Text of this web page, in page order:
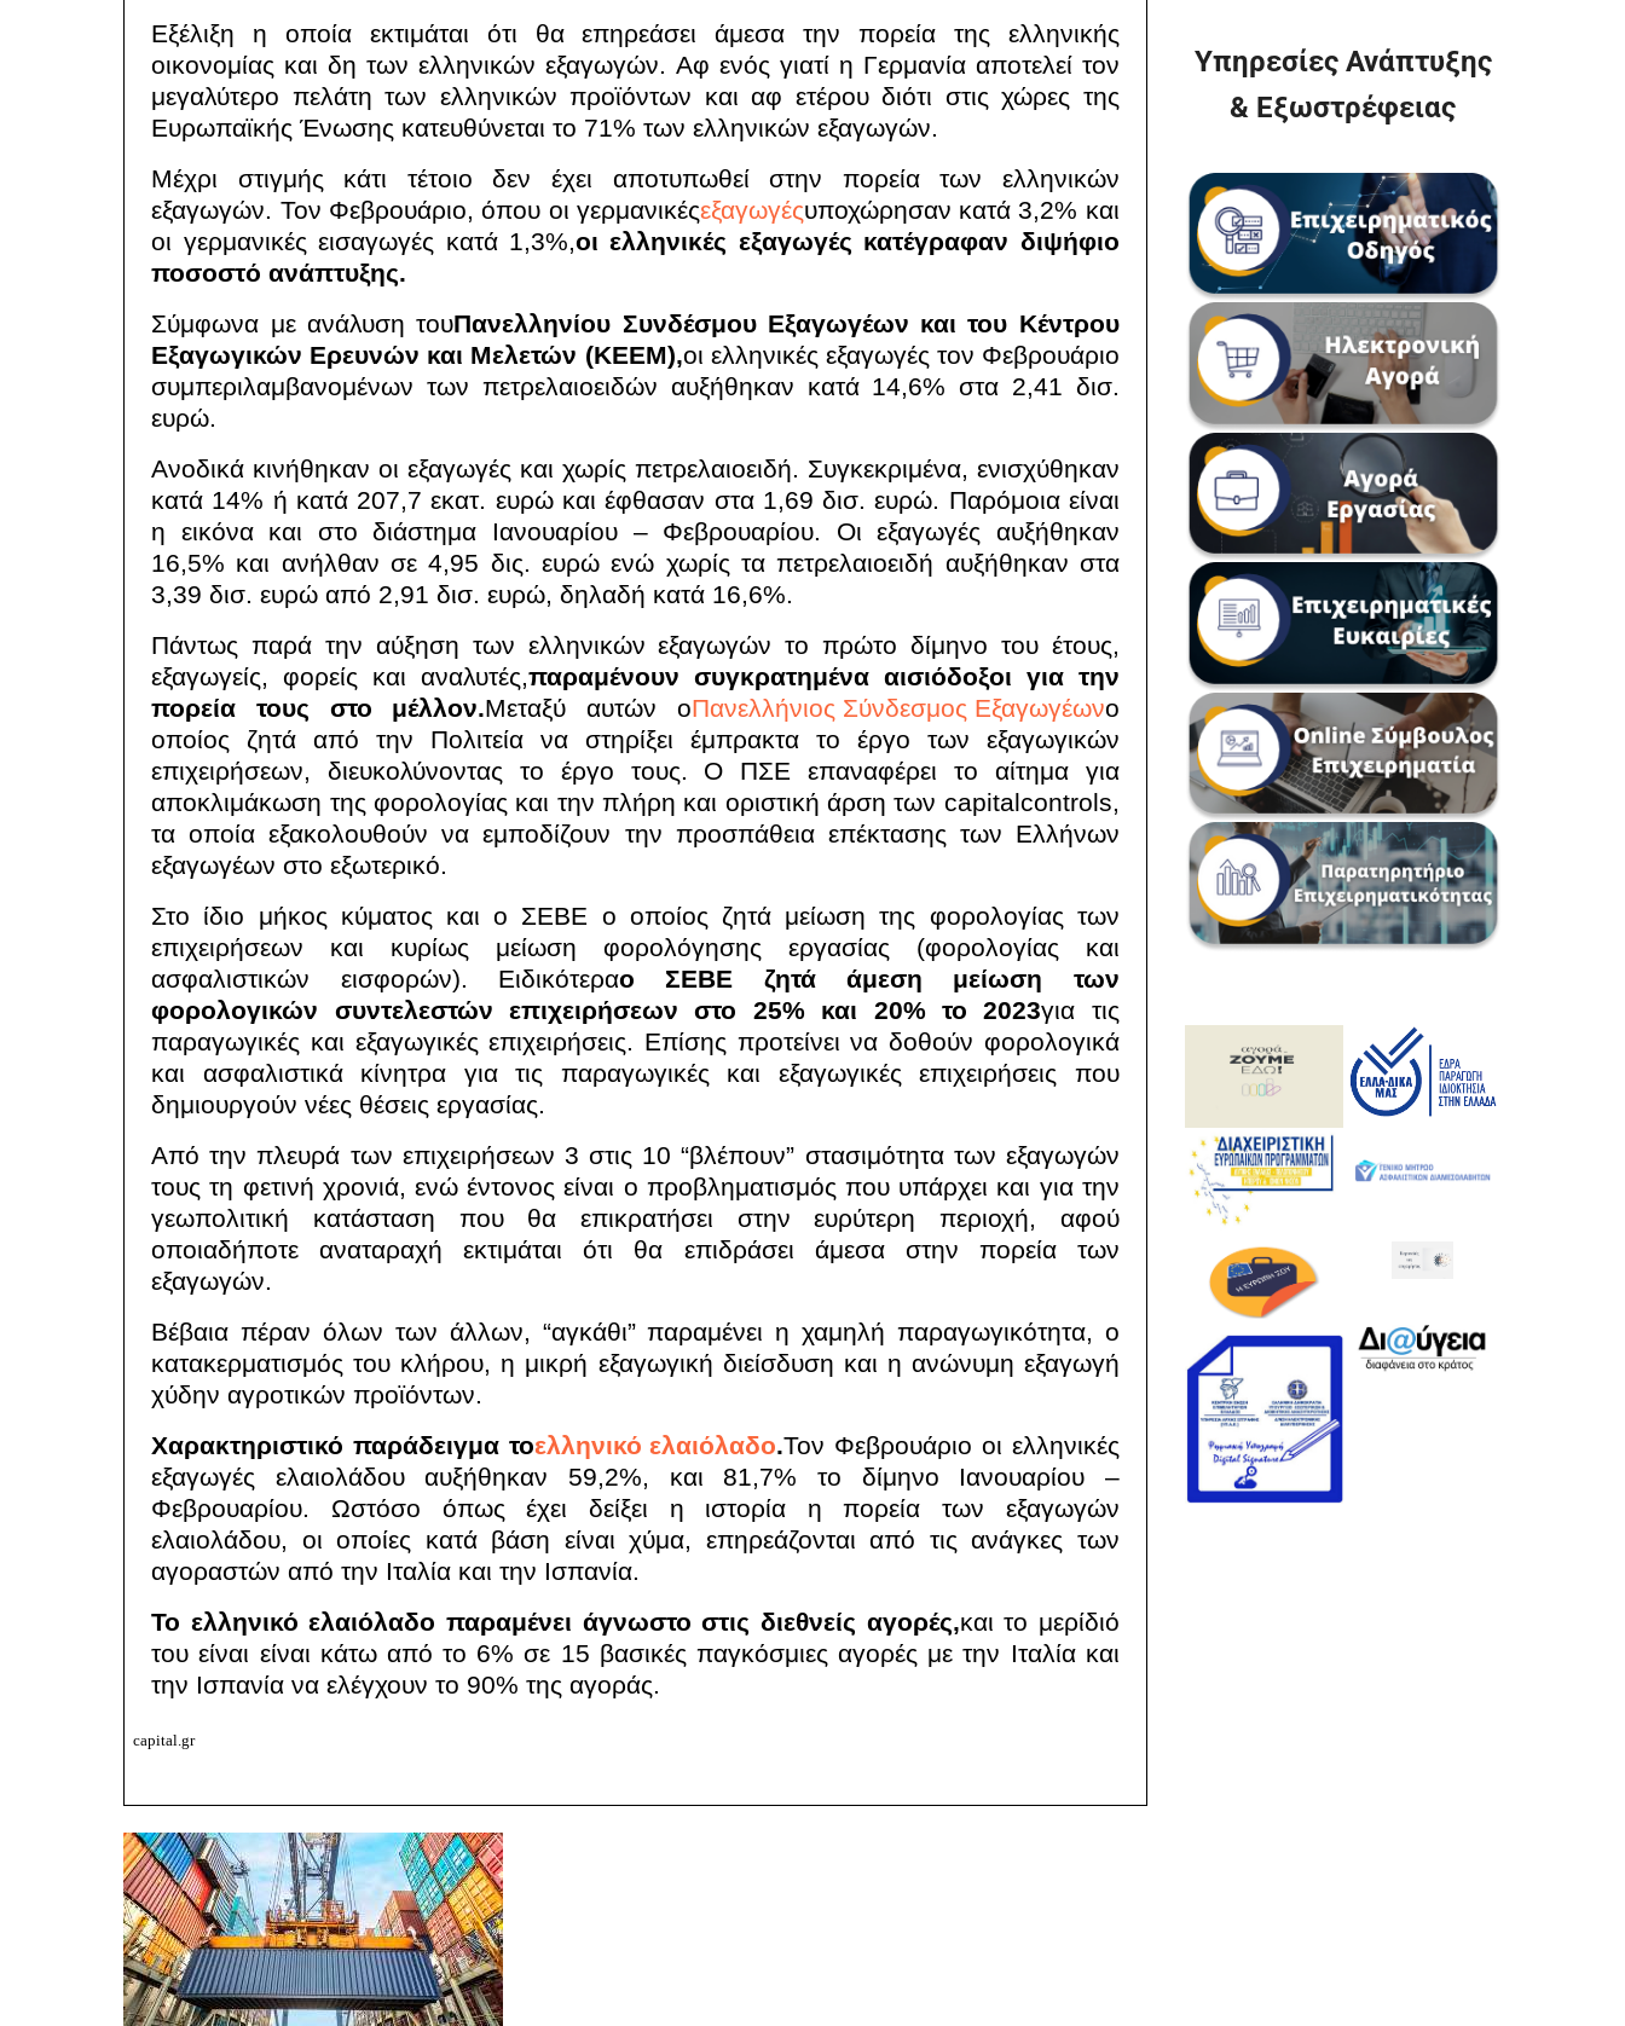
Εξέλιξη η οποία εκτιμάται ότι θα επηρεάσει άμεσα την πορεία της ελληνικής
οικονομίας και δη των ελληνικών εξαγωγών. Αφ ενός γιατί η Γερμανία αποτελεί τον
μεγαλύτερο πελάτη των ελληνικών προϊόντων και αφ ετέρου διότι στις χώρες της
Ευρωπαϊκής Ένωσης κατευθύνεται το 71% των ελληνικών εξαγωγών.
Μέχρι στιγμής κάτι τέτοιο δεν έχει αποτυπωθεί στην πορεία των ελληνικών
εξαγωγών. Τον Φεβρουάριο, όπου οι γερμανικέςεξαγωγέςυποχώρησαν κατά 3,2% και
οι γερμανικές εισαγωγές κατά 1,3%,οι ελληνικές εξαγωγές κατέγραφαν διψήφιο
ποσοστό ανάπτυξης.
Σύμφωνα με ανάλυση τουΠανελληνίου Συνδέσμου Εξαγωγέων και του Κέντρου
Εξαγωγικών Ερευνών και Μελετών (ΚΕΕΜ),οι ελληνικές εξαγωγές τον Φεβρουάριο
συμπεριλαμβανομένων των πετρελαιοειδών αυξήθηκαν κατά 14,6% στα 2,41 δισ.
ευρώ.
Ανοδικά κινήθηκαν οι εξαγωγές και χωρίς πετρελαιοειδή. Συγκεκριμένα, ενισχύθηκαν
κατά 14% ή κατά 207,7 εκατ. ευρώ και έφθασαν στα 1,69 δισ. ευρώ. Παρόμοια είναι
η εικόνα και στο διάστημα Ιανουαρίου – Φεβρουαρίου. Οι εξαγωγές αυξήθηκαν
16,5% και ανήλθαν σε 4,95 δις. ευρώ ενώ χωρίς τα πετρελαιοειδή αυξήθηκαν στα
3,39 δισ. ευρώ από 2,91 δισ. ευρώ, δηλαδή κατά 16,6%.
Πάντως παρά την αύξηση των ελληνικών εξαγωγών το πρώτο δίμηνο του έτους,
εξαγωγείς, φορείς και αναλυτές,παραμένουν συγκρατημένα αισιόδοξοι για την
πορεία τους στο μέλλον.Μεταξύ αυτών οΠανελλήνιος Σύνδεσμος Εξαγωγέωνο
οποίος ζητά από την Πολιτεία να στηρίξει έμπρακτα το έργο των εξαγωγικών
επιχειρήσεων, διευκολύνοντας το έργο τους. Ο ΠΣΕ επαναφέρει το αίτημα για
αποκλιμάκωση της φορολογίας και την πλήρη και οριστική άρση των capitalcontrols,
τα οποία εξακολουθούν να εμποδίζουν την προσπάθεια επέκτασης των Ελλήνων
εξαγωγέων στο εξωτερικό.
Στο ίδιο μήκος κύματος και ο ΣΕΒΕ ο οποίος ζητά μείωση της φορολογίας των
επιχειρήσεων και κυρίως μείωση φορολόγησης εργασίας (φορολογίας και
ασφαλιστικών εισφορών). Ειδικότεραο ΣΕΒΕ ζητά άμεση μείωση των
φορολογικών συντελεστών επιχειρήσεων στο 25% και 20% το 2023για τις
παραγωγικές και εξαγωγικές επιχειρήσεις. Επίσης προτείνει να δοθούν φορολογικά
και ασφαλιστικά κίνητρα για τις παραγωγικές και εξαγωγικές επιχειρήσεις που
δημιουργούν νέες θέσεις εργασίας.
Από την πλευρά των επιχειρήσεων 3 στις 10 “βλέπουν” στασιμότητα των εξαγωγών
τους τη φετινή χρονιά, ενώ έντονος είναι ο προβληματισμός που υπάρχει και για την
γεωπολιτική κατάσταση που θα επικρατήσει στην ευρύτερη περιοχή, αφού
οποιαδήποτε αναταραχή εκτιμάται ότι θα επιδράσει άμεσα στην πορεία των
εξαγωγών.
Βέβαια πέραν όλων των άλλων, “αγκάθι” παραμένει η χαμηλή παραγωγικότητα, ο
κατακερματισμός του κλήρου, η μικρή εξαγωγική διείσδυση και η ανώνυμη εξαγωγή
χύδην αγροτικών προϊόντων.
Χαρακτηριστικό παράδειγμα τοελληνικό ελαιόλαδο.Τον Φεβρουάριο οι ελληνικές
εξαγωγές ελαιολάδου αυξήθηκαν 59,2%, και 81,7% το δίμηνο Ιανουαρίου –
Φεβρουαρίου. Ωστόσο όπως έχει δείξει η ιστορία η πορεία των εξαγωγών
ελαιολάδου, οι οποίες κατά βάση είναι χύμα, επηρεάζονται από τις ανάγκες των
αγοραστών από την Ιταλία και την Ισπανία.
Το ελληνικό ελαιόλαδο παραμένει άγνωστο στις διεθνείς αγορές,και το μερίδιό
του είναι είναι κάτω από το 6% σε 15 βασικές παγκόσμιες αγορές με την Ιταλία και
την Ισπανία να ελέγχουν το 90% της αγοράς.
capital.gr
Υπηρεσίες Ανάπτυξης
& Εξωστρέφειας